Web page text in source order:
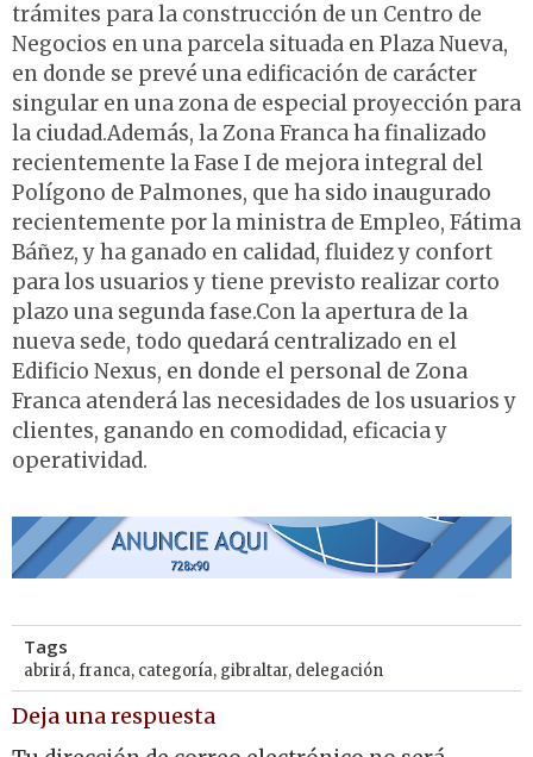
trámites para la construcción de un Centro de
Negocios en una parcela situada en Plaza Nueva,
en donde se prevé una edificación de carácter
singular en una zona de especial proyección para
la ciudad.Además, la Zona Franca ha finalizado
recientemente la Fase I de mejora integral del
Polígono de Palmones, que ha sido inaugurado
recientemente por la ministra de Empleo, Fátima
Báñez, y ha ganado en calidad, fluidez y confort
para los usuarios y tiene previsto realizar corto
plazo una segunda fase.Con la apertura de la
nueva sede, todo quedará centralizado en el
Edificio Nexus, en donde el personal de Zona
Franca atenderá las necesidades de los usuarios y
clientes, ganando en comodidad, eficacia y
operatividad.
Tags
abrirá,franca, categoría, gibraltar, delegación
Deja una respuesta